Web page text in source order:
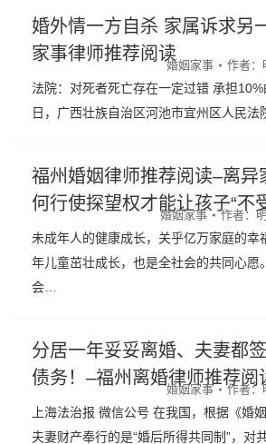
婚外情一方自杀 家属诉求另
家事律师推荐阅读
婚姻家事 作者：
法院：对死者死亡存在一定过错 承担
日，广西壮族自治区河池市宜州区人民法
福州婚姻律师推荐阅读–离异
何行使探望权才能让孩子“不
婚姻家事 作者：
未成年人的健康成长，关乎亿万家庭的幸
年儿童茁壮成长，也是全社会的共同心愿
会…
分居一年妥妥离婚、夫妻都
债务！–福州离婚律师推荐阅
婚姻家事 作者：
上海法治报 微信公号 在我国，根据《婚
夫妻财产奉行的是“婚后所得共同制”，对